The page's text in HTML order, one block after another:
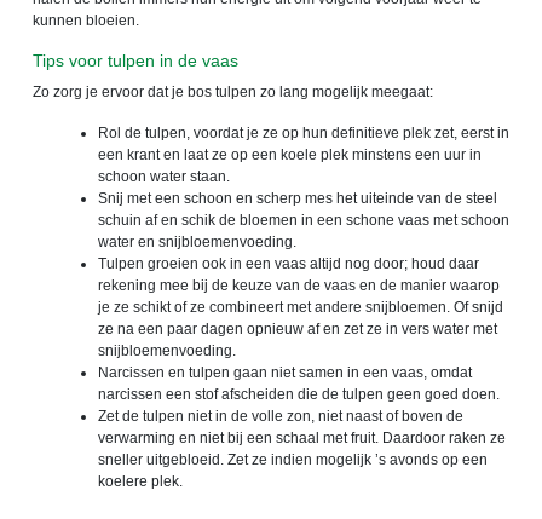
kunnen bloeien.
Tips voor tulpen in de vaas
Zo zorg je ervoor dat je bos tulpen zo lang mogelijk meegaat:
Rol de tulpen, voordat je ze op hun definitieve plek zet, eerst in
een krant en laat ze op een koele plek minstens een uur in
schoon water staan.
Snij met een schoon en scherp mes het uiteinde van de steel
schuin af en schik de bloemen in een schone vaas met schoon
water en snijbloemenvoeding.
Tulpen groeien ook in een vaas altijd nog door; houd daar
rekening mee bij de keuze van de vaas en de manier waarop
je ze schikt of ze combineert met andere snijbloemen. Of snijd
ze na een paar dagen opnieuw af en zet ze in vers water met
snijbloemenvoeding.
Narcissen en tulpen gaan niet samen in een vaas, omdat
narcissen een stof afscheiden die de tulpen geen goed doen.
Zet de tulpen niet in de volle zon, niet naast of boven de
verwarming en niet bij een schaal met fruit. Daardoor raken ze
sneller uitgebloeid. Zet ze indien mogelijk ’s avonds op een
koelere plek.